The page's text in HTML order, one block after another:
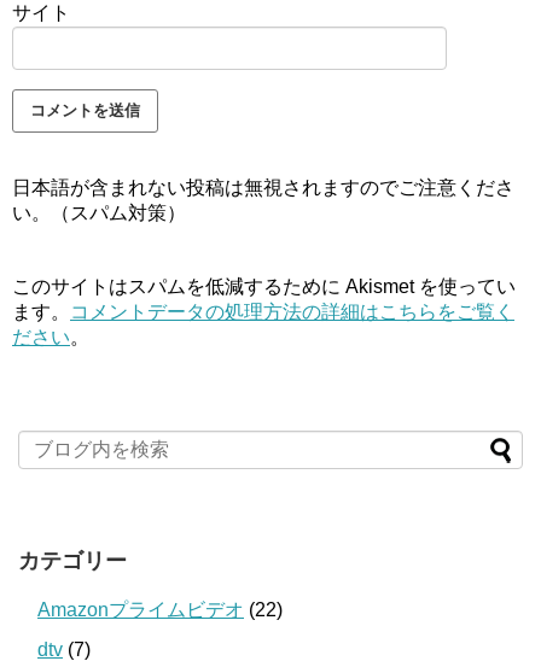
サイト
日本語が含まれない投稿は無視されますのでご注意くださ
い。（スパム対策）
このサイトはスパムを低減するために Akismet を使ってい
ます。
コメントデータの処理方法の詳細はこちらをご覧く
ださい。
カテゴリー
Amazonプライムビデオ (22)
dtv (7)